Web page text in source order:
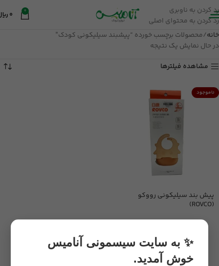
رد کردن به ناوبری
رد کردن به محتوای اصلی
0
0
خانه محصولات برچسب خورده “پیشبند سیلیکونی کودک”
در حال نمایش یک نتیجه
مشاهده فیلترها
ناموجود
پیش بند سیلیکونی رووکو
(ROVCO)
سیسمونی,ایمنی و مراقبتی
✨ به سایت سیسمونی آنامیس
خوش آمدید.